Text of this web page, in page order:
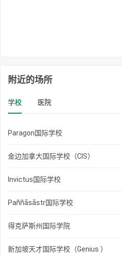
附近的场所
学校 医院
Paragon国际学校
金边加拿大国际学校（CIS）
Invictus国际学校
Paññāsāstr国际学校
得克萨斯州国际学院
新加坡天才国际学校（Genius ）